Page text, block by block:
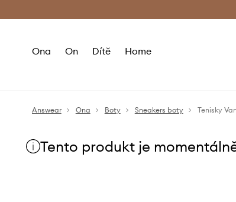
Ona On Dítě Home
Answear Ona Boty Sneakers boty Tenisky
Tento produkt je